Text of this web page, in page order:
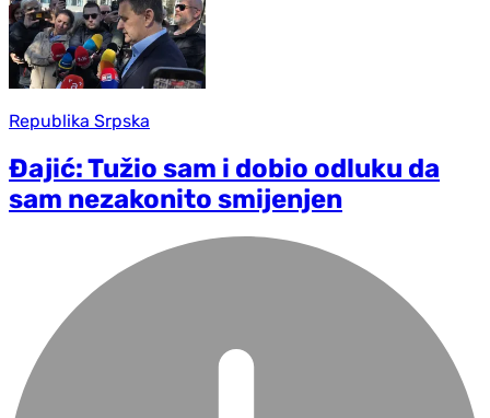
Republika Srpska
Đajić: Tužio sam i dobio odluku da
sam nezakonito smijenjen